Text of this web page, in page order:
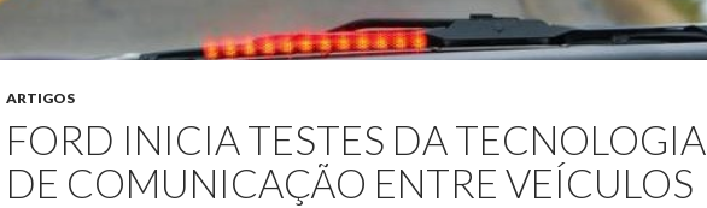
ARTIGOS
FORD INICIA TESTES DA TECNOLOGIA
DE COMUNICAÇÃO ENTRE VEÍCULOS